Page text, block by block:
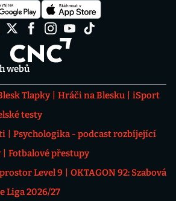
webů
Tlapky Hráči na Blesku
iSport
testy
Psychologika - podcast rozbíjející
Fotbalové přestupy
Level 9
OKTAGON 92: Szabová
Liga 2026/27